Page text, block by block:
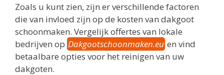
Zoals u kunt zien, zijn er verschillende factoren
die van invloed zijn op de kosten van dakgoot
schoonmaken. Vergelijk offertes van lokale
bedrijven op Dakgootschoonmaken.eu en vind
betaalbare opties voor het reinigen van uw
dakgoten.